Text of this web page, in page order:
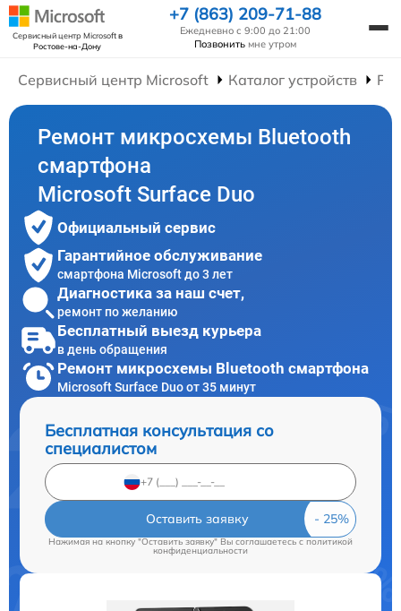
Сервисный центр Microsoftв
Ростове-на-Дону
+7 (863) 209-71-88
Ежедневно с 9:00 до 21:00
Позвонить мне утром
Сервисный центр Microsoft Каталог устройств
Ремонт микросхемы Bluetooth
смартфона
Microsoft Surface Duo
Официальный сервис
Гарантийное обслуживание
смартфона Microsoft до 3 лет
Диагностика за наш счет,
ремонт по желанию
Бесплатный выезд курьера
в день обращения
Ремонт микросхемы Bluetooth смартфона
Microsoft Surface Duo от 35 минут
Бесплатная консультация со
специалистом
Оставить заявку
Нажимая на кнопку "Оставить заявку" Вы соглашаетесь cполитикой
конфиденциальности